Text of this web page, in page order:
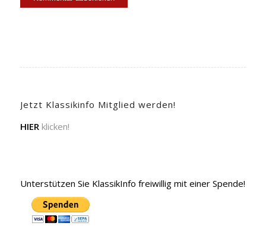
Jetzt Klassikinfo Mitglied werden!
HIER klicken!
Unterstützen Sie KlassikInfo freiwillig mit einer Spende!